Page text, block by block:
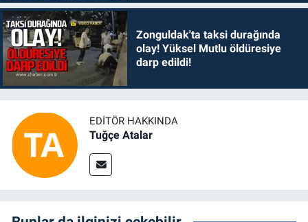
Zonguldak'ta taksi durağında
olay! Yüksel Mutlu öldüresiye
darp edildi!
EDITÖR HAKKINDA
Tuğçe Atalar